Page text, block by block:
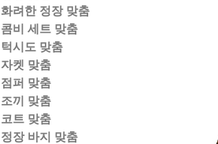
화려한 정장 맞춤
콤비 세트 맞춤
턱시도 맞춤
자켓 맞춤
점퍼 맞춤
조끼 맞춤
코트 맞춤
정장 바지 맞춤